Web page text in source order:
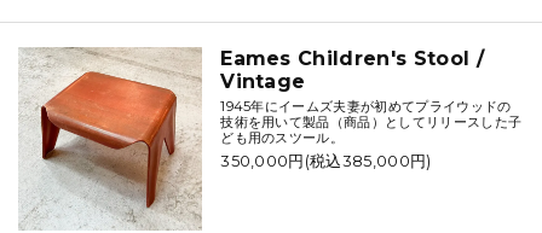
Eames Children's Stool /
Vintage
1945年にイームズ夫妻が初めてプライウッドの
技術を用いて製品（商品）としてリリースした子
ども用のスツール。
350,000円(税込385,000円)